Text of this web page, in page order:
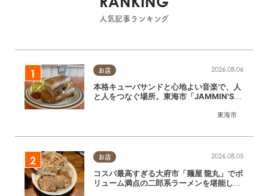
人気記事ランキング
お店
東海市
2026.08.06
本格キューバサンドと心地よい音楽で、人
と人をつなぐ場所。東海市「JAMMIN'ST
お店 2026.08.05
コスパ最高すぎる大府市「麺屋 龍丸」でボ
リューム満点の二郎系ラーメンを堪能して